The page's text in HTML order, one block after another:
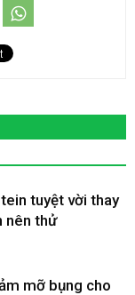
tuyệt vời thay
nên thử
mỡ bụng cho